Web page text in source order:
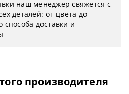
наш менеджер свяжется с
деталей: от цвета до
способа доставки и
производителя